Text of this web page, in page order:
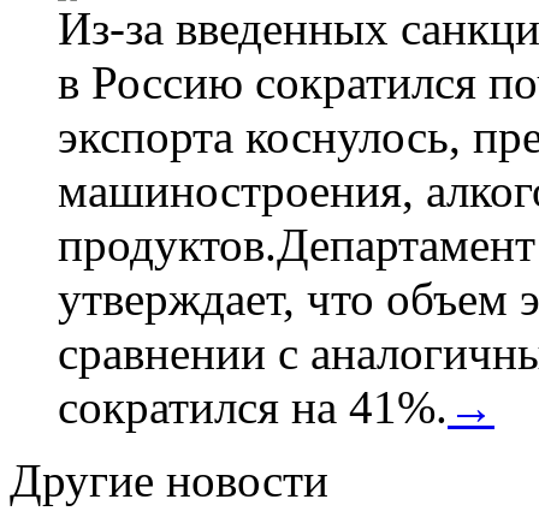
Из-за введенных
в Россию сократился
экспорта коснулось,
машиностроения,
утверждает, что объем
сравнении с
сократился на 41%. →
Другие новости